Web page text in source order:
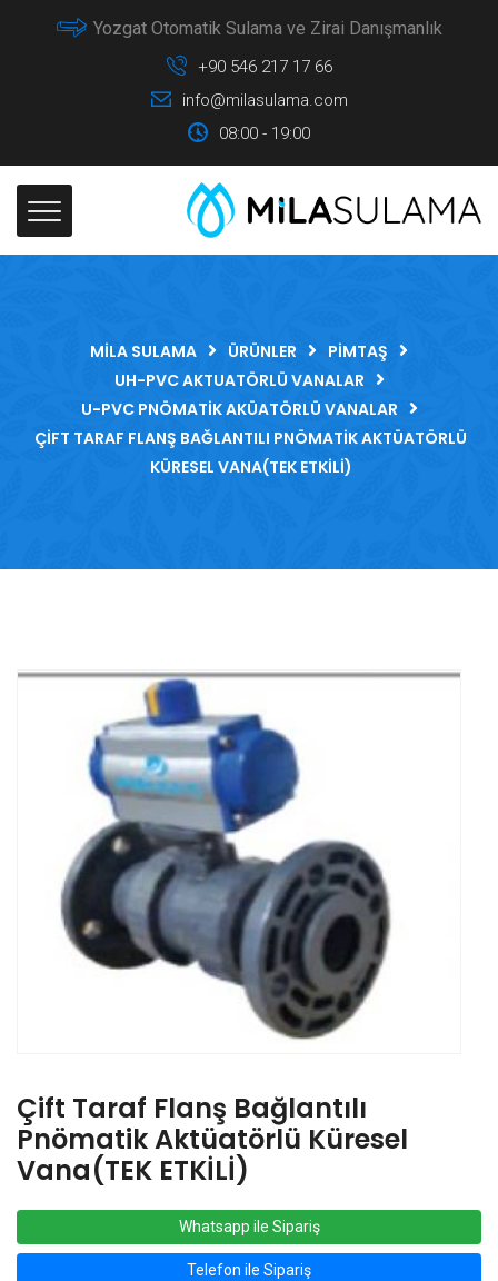
Yozgat Otomatik Sulama ve Zirai Danışmanlık
+90 546 217 17 66
info@milasulama.com
08:00 - 19:00
MILA SULAMA ÜRÜNLER
PIMTAŞ
UH-PVC AKTUATÖRLÜ VANALAR
U-PVC PNÖMATIK AKÜATÖRLÜ VANALAR
ÇIFT TARAF FLANŞ BAĞLANTILI PNÖMATIK AKTÜATÖRLÜ
KÜRESEL VANA(TEK ETKİLİ)
Çift Taraf Flanş Bağlantılı
Pnömatik Aktüatörlü Küresel
Vana(TEK ETKİLİ)
Whatsapp ile Sipariş
Telefon ile Sipariş